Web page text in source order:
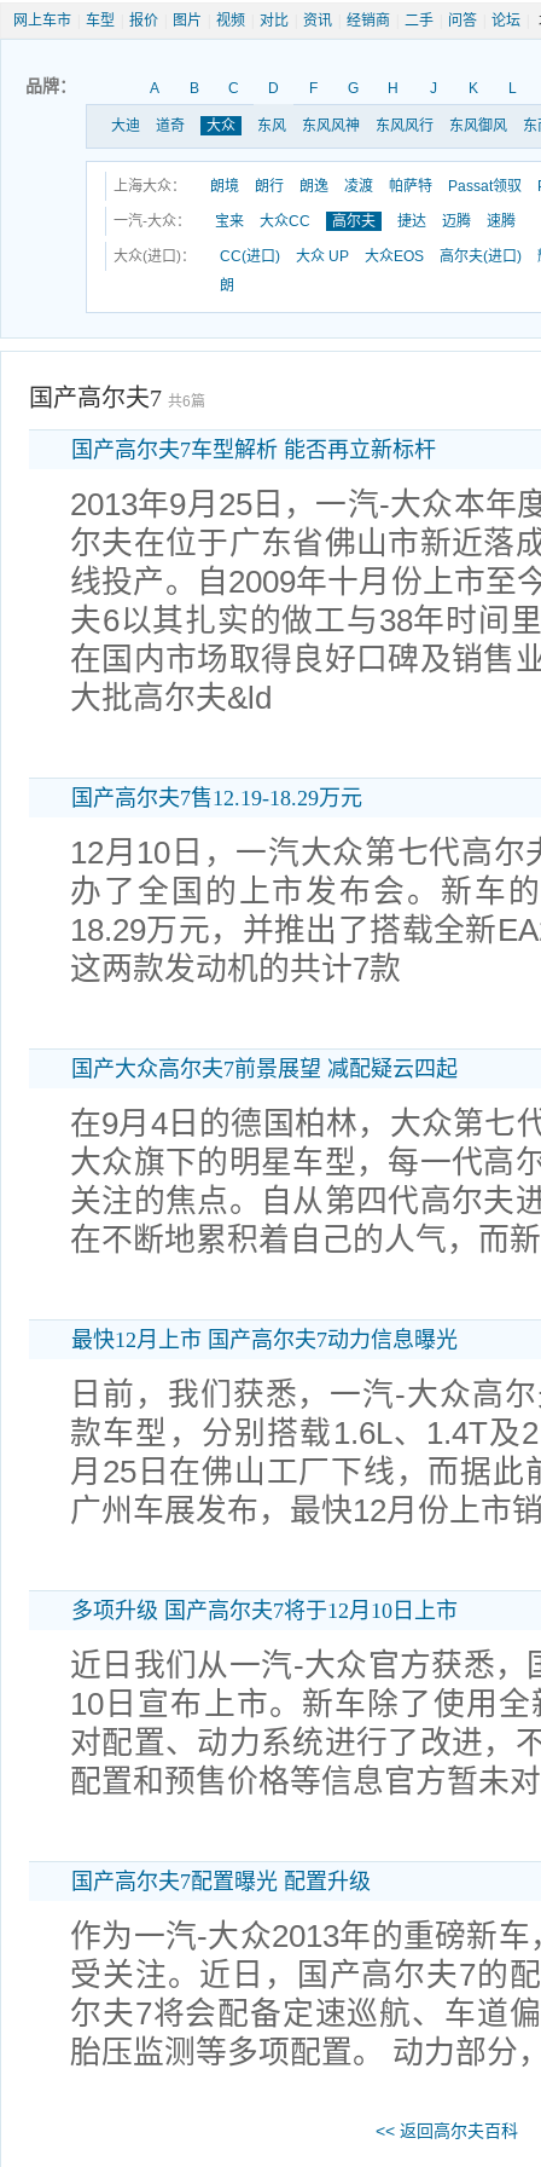
网上车市 车型 报价 图片 视频 对比 资讯 经销商 二手 问答 论坛
品牌： A B C D F G H J K L
大迪 道奇 大众 东风 东风风神 东风风行 东风御风 东
上海大众： 朗境 朗行 朗逸 凌渡 帕萨特 Passat领驭
一汽-大众： 宝来 大众CC 高尔夫 捷达 迈腾 速腾
大众(进口)： CC(进口) 大众 UP 大众EOS 高尔夫(进口)
朗
国产高尔夫7 共6篇
国产高尔夫7车型解析 能否再立新标杆
2013年9月25日，一汽-大众本年
尔夫在位于广东省佛山市新近落
线投产。自2009年十月份上市至
夫6以其扎实的做工与38年时间
在国内市场取得良好口碑及销售
大批高尔夫&ld
国产高尔夫7售12.19-18.29万元
12月10日，一汽大众第七代高
办了全国的上市发布会。新车
18.29万元，并推出了搭载全新
这两款发动机的共计7款
国产大众高尔夫7前景展望 减配疑云四起
在9月4日的德国柏林，大众第七
大众旗下的明星车型，每一代高
关注的焦点。自从第四代高尔夫
在不断地累积着自己的人气，而
最快12月上市 国产高尔夫7动力信息曝光
日前，我们获悉，一汽-大众高
款车型，分别搭载1.6L、1.4T及
月25日在佛山工厂下线，而据此
广州车展发布，最快12月份上市
多项升级 国产高尔夫7将于12月10日上市
近日我们从一汽-大众官方获悉，
10日宣布上市。新车除了使用
对配置、动力系统进行了改进，
配置和预售价格等信息官方暂未
国产高尔夫7配置曝光 配置升级
作为一汽-大众2013年的重磅新
受关注。近日，国产高尔夫7的
尔夫7将会配备定速巡航、车道
胎压监测等多项配置。 动力部分
<< 返回高尔夫百科